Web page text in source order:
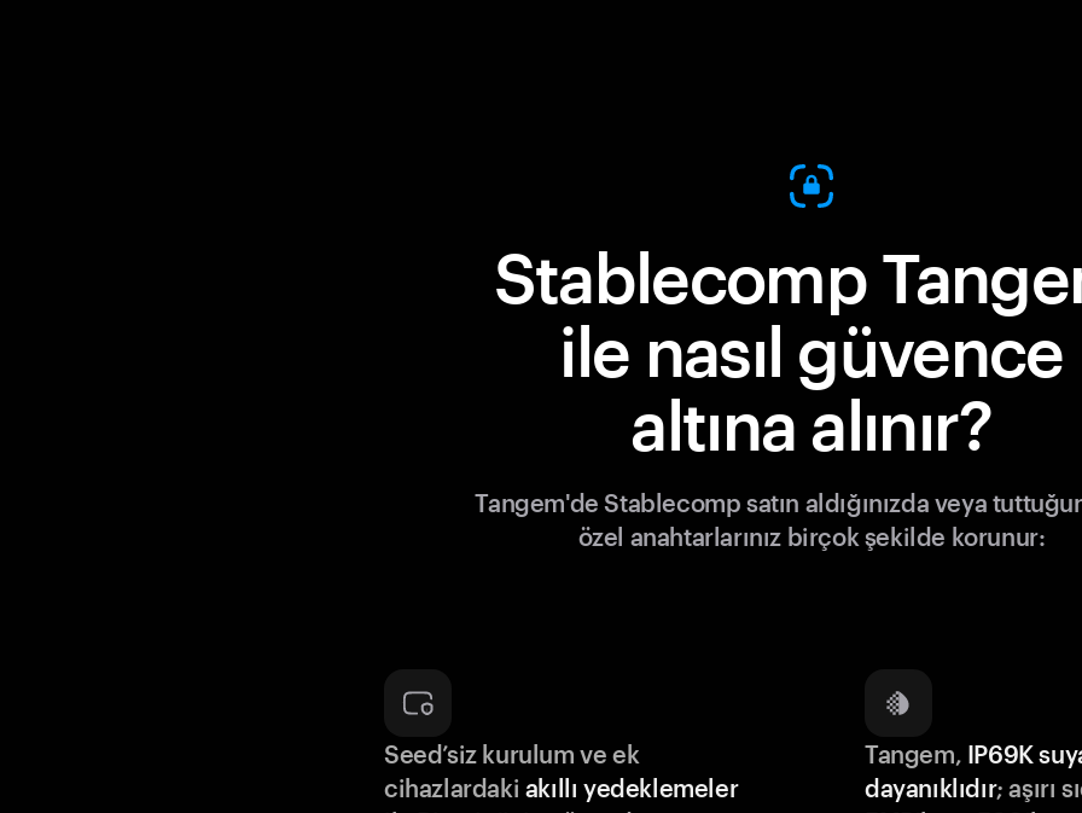
Stablecomp
ile nasıl güvence
altına alınır?
Tangem'de Stablecomp satın aldığınızda veya
özel anahtarlarınız birçok şekilde korunur:
Seed’siz kurulum ve ek
cihazlardaki akıllı yedeklemeler
Tangem, IP69K
dayanıklıdır; aşırı